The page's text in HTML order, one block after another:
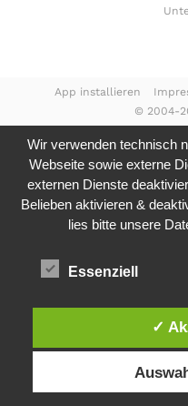
© 2004-
App installieren
Wir verwenden technisch
Webseite sowie externe
externen Dienste
Belieben aktivieren &
lies bitte unsere
Essenziell
✓